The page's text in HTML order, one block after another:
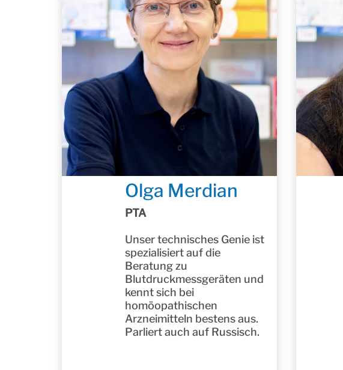
Olga Merdian
PTA
Unser technisches Genie ist
spezialisiert auf die
Beratung zu
Blutdruckmessgeräten und
kennt sich bei
homöopathischen
Arzneimitteln bestens aus.
Parliert auch auf Russisch.